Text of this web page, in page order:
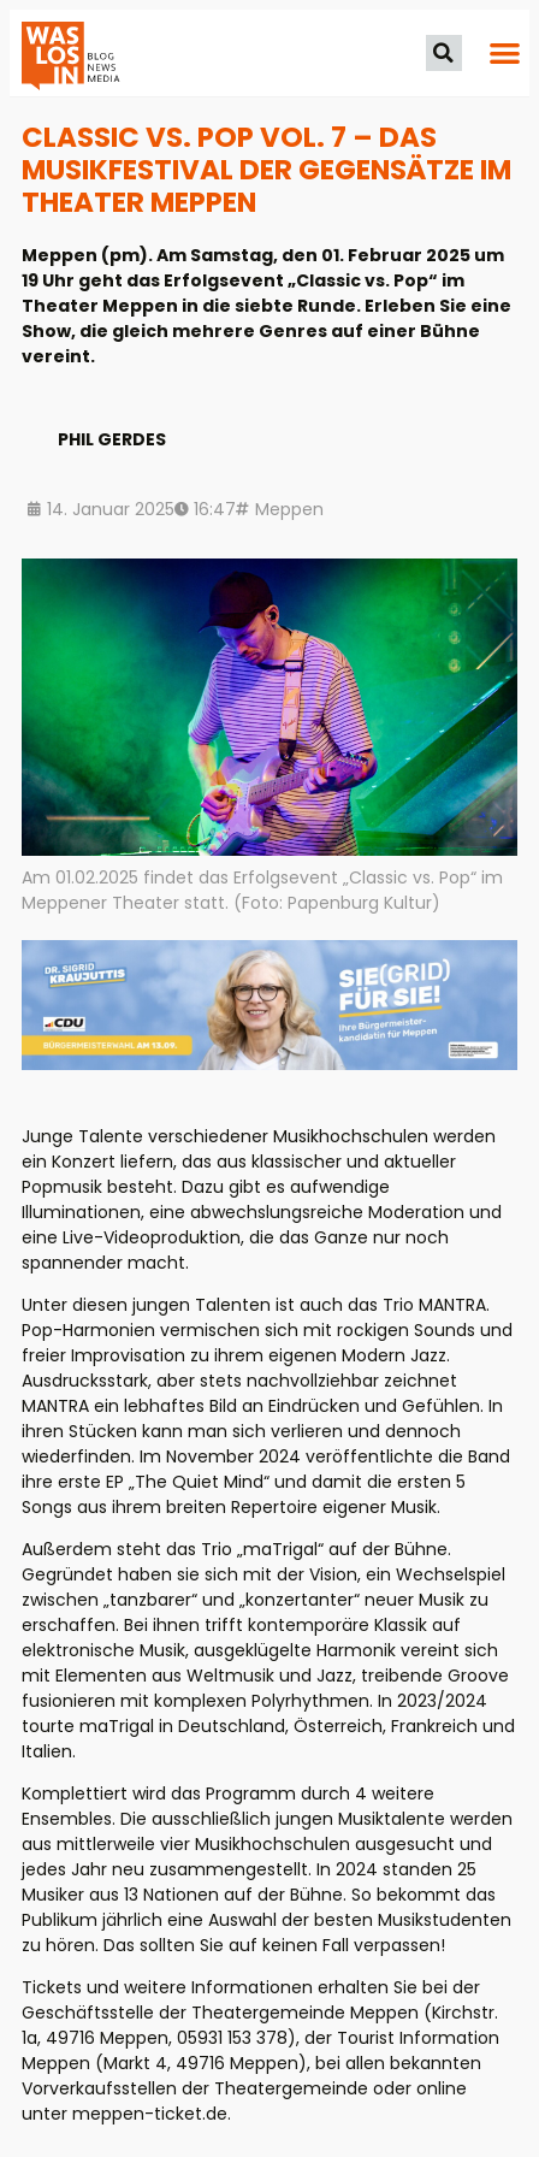
CLASSIC VS. POP VOL. 7 – DAS
MUSIKFESTIVAL DER GEGENSÄTZE IM
THEATER MEPPEN
Meppen (pm). Am Samstag, den 01. Februar 2025 um
19 Uhr geht das Erfolgsevent „Classic vs. Pop“ im
Theater Meppen in die siebte Runde. Erleben Sie eine
Show, die gleich mehrere Genres auf einer Bühne
vereint.
PHIL GERDES
14. Januar 2025 16:47 Meppen
Am 01.02.2025 findet das Erfolgsevent „Classic vs. Pop“ im
Meppener Theater statt. (Foto: Papenburg Kultur)
Junge Talente verschiedener Musikhochschulen werden
ein Konzert liefern, das aus klassischer und aktueller
Popmusik besteht. Dazu gibt es aufwendige
Illuminationen, eine abwechslungsreiche Moderation und
eine Live-Videoproduktion, die das Ganze nur noch
spannender macht.
Unter diesen jungen Talenten ist auch das Trio MANTRA.
Pop-Harmonien vermischen sich mit rockigen Sounds und
freier Improvisation zu ihrem eigenen Modern Jazz.
Ausdrucksstark, aber stets nachvollziehbar zeichnet
MANTRA ein lebhaftes Bild an Eindrücken und Gefühlen. In
ihren Stücken kann man sich verlieren und dennoch
wiederfinden. Im November 2024 veröffentlichte die Band
ihre erste EP „The Quiet Mind“ und damit die ersten 5
Songs aus ihrem breiten Repertoire eigener Musik.
Außerdem steht das Trio „maTrigal“ auf der Bühne.
Gegründet haben sie sich mit der Vision, ein Wechselspiel
zwischen „tanzbarer“ und „konzertanter“ neuer Musik zu
erschaffen. Bei ihnen trifft kontemporäre Klassik auf
elektronische Musik, ausgeklügelte Harmonik vereint sich
mit Elementen aus Weltmusik und Jazz, treibende Groove
fusionieren mit komplexen Polyrhythmen. In 2023/2024
tourte maTrigal in Deutschland, Österreich, Frankreich und
Italien.
Komplettiert wird das Programm durch 4 weitere
Ensembles. Die ausschließlich jungen Musiktalente werden
aus mittlerweile vier Musikhochschulen ausgesucht und
jedes Jahr neu zusammengestellt. In 2024 standen 25
Musiker aus 13 Nationen auf der Bühne. So bekommt das
Publikum jährlich eine Auswahl der besten Musikstudenten
zu hören. Das sollten Sie auf keinen Fall verpassen!
Tickets und weitere Informationen erhalten Sie bei der
Geschäftsstelle der Theatergemeinde Meppen (Kirchstr.
1a, 49716 Meppen, 05931 153 378), der Tourist Information
Meppen (Markt 4, 49716 Meppen), bei allen bekannten
Vorverkaufsstellen der Theatergemeinde oder online
unter meppen-ticket.de.